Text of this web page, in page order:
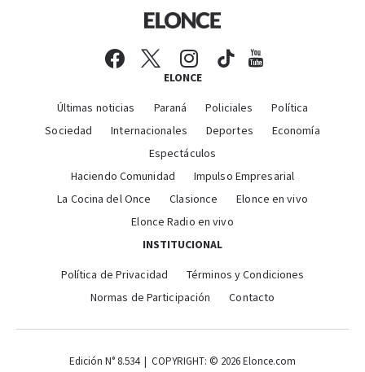
ELONCE
Últimas noticias Paraná Policiales
Política
Sociedad
Internacionales Deportes
Economía
Espectáculos
Haciendo Comunidad
Impulso Empresarial
La Cocina del Once
Clasionce
Elonce en vivo
Elonce Radio en vivo
INSTITUCIONAL
Política de Privacidad
Términos y Condiciones
Normas de Participación
Contacto
Edición N° 8.534 | COPYRIGHT: © 2026 Elonce.com